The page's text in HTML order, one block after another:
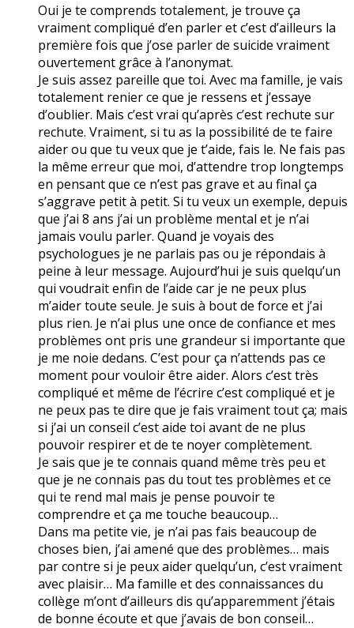
Oui je te comprends totalement, je trouve ça
vraiment compliqué d’en parler et c’est d’ailleurs la
première fois que j’ose parler de suicide vraiment
ouvertement grâce à l’anonymat.
Je suis assez pareille que toi. Avec ma famille, je vais
totalement renier ce que je ressens et j’essaye
d’oublier. Mais c’est vrai qu’après c’est rechute sur
rechute. Vraiment, si tu as la possibilité de te faire
aider ou que tu veux que je t’aide, fais le. Ne fais pas
la même erreur que moi, d’attendre trop longtemps
en pensant que ce n’est pas grave et au final ça
s’aggrave petit à petit. Si tu veux un exemple, depuis
que j’ai 8 ans j’ai un problème mental et je n’ai
jamais voulu parler. Quand je voyais des
psychologues je ne parlais pas ou je répondais à
peine à leur message. Aujourd’hui je suis quelqu’un
qui voudrait enfin de l’aide car je ne peux plus
m’aider toute seule. Je suis à bout de force et j’ai
plus rien. Je n’ai plus une once de confiance et mes
problèmes ont pris une grandeur si importante que
je me noie dedans. C’est pour ça n’attends pas ce
moment pour vouloir être aider. Alors c’est très
compliqué et même de l’écrire c’est compliqué et je
ne peux pas te dire que je fais vraiment tout ça; mais
si j’ai un conseil c’est aide toi avant de ne plus
pouvoir respirer et de te noyer complètement.
Je sais que je te connais quand même très peu et
que je ne connais pas du tout tes problèmes et ce
qui te rend mal mais je pense pouvoir te
comprendre et ça me touche beaucoup…
Dans ma petite vie, je n’ai pas fais beaucoup de
choses bien, j’ai amené que des problèmes… mais
par contre si je peux aider quelqu’un, c’est vraiment
avec plaisir… Ma famille et des connaissances du
collège m’ont d’ailleurs dis qu’apparemment j’étais
de bonne écoute et que j’avais de bon conseil…